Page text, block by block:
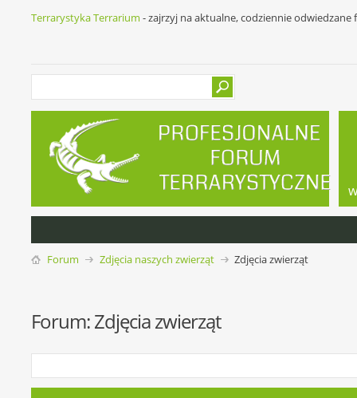
Terrarystyka Terrarium - zajrzyj na aktualne, codziennie
Forum Zdjęcia naszych zwierząt Zdjęcia zwierząt
Forum:Zdjęcia zwierząt